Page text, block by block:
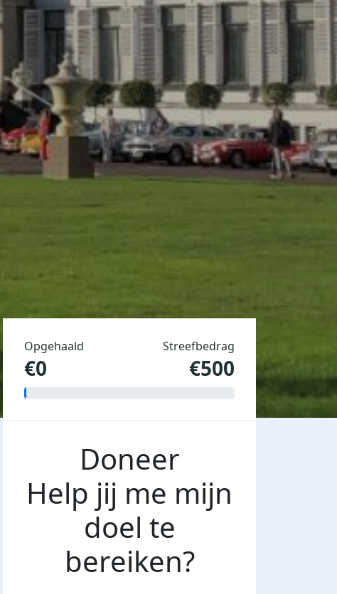
Opgehaald
€0
Streefbedrag
€500
Doneer
Help jij me mijn
doel te
bereiken?